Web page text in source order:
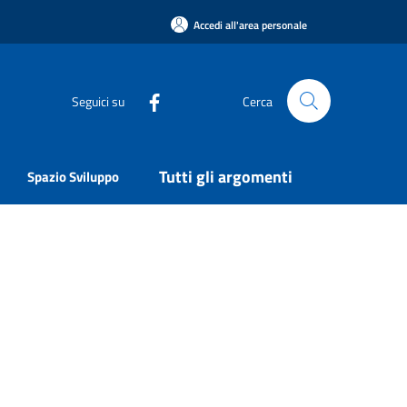
Accedi all'area personale
Seguici su Cerca
Spazio Sviluppo Tutti gli argomenti